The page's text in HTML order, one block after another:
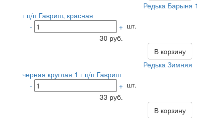
Редька Барыня 1
г ц/п Гавриш, красная
-
+ шт.
30 руб.
В корзину
Редька Зимняя
черная круглая 1 г ц/п Гавриш
-
+ шт.
33 руб.
В корзину